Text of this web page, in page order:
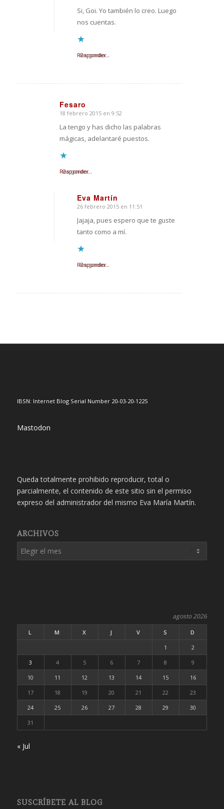
Si, Goi. Yo también lo creo. Luego
nos cuentas.
Cargando...
Responder
Fesaro
Dice:
18 febrero 2015 en 9:52
La tengo y has dicho las palabras
mágicas, adelantaré puestos.
Cargando...
Responder
Eva Martín
Dice:
26 febrero 2015 en 11:51
Jajaja, pues espero que te guste
tanto como a mí.
Cargando...
Responder
IBSN: Internet Blog Serial Number 20-03-20-1225
Mastodon
Queda totalmente prohibido reproducir, total o
parcialmente, el contenido de este sitio sin el permiso
expreso del administrador del mismo Eva María Martín.
ARCHIVOS
agosto 2026
L M X J V S
D
1
2
3
4 5 6 7 8
9
10
11 12 13 14 15
16
17
18 19 20 21 22
23
24
25 26 27 28 29
30
31
« Jul
SUSCRÍBETE AL BLOG